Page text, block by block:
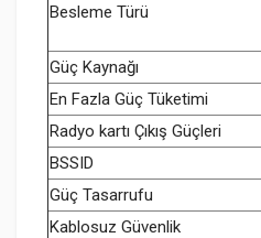
Besleme Türü
Güç Kaynağı
En Fazla Güç Tüketimi
Radyo kartı Çıkış Güçleri
BSSID
Güç Tasarrufu
Kablosuz Güvenlik